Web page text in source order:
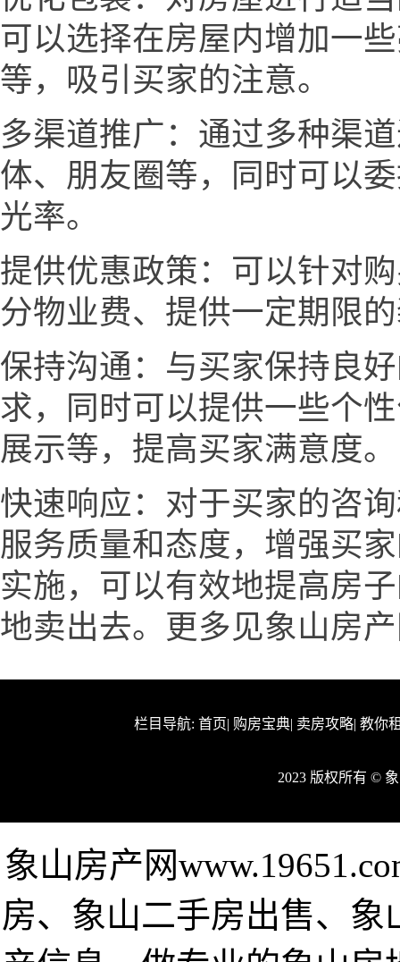
可以选择在房屋内增加一
等，吸引买家的注意。
多渠道推广：通过多种渠
体、朋友圈等，同时可以
光率。
提供优惠政策：可以针对
分物业费、提供一定期限
保持沟通：与买家保持良
求，同时可以提供一些个
展示等，提高买家满意度。
快速响应：对于买家的咨
服务质量和态度，增强买
实施，可以有效地提高房
地卖出去。更多见象山房
栏目导航: 首页| 购房宝典| 卖房攻略| 教你
2023 版权所有 ©
象山房产网
房、象山二手房出售、